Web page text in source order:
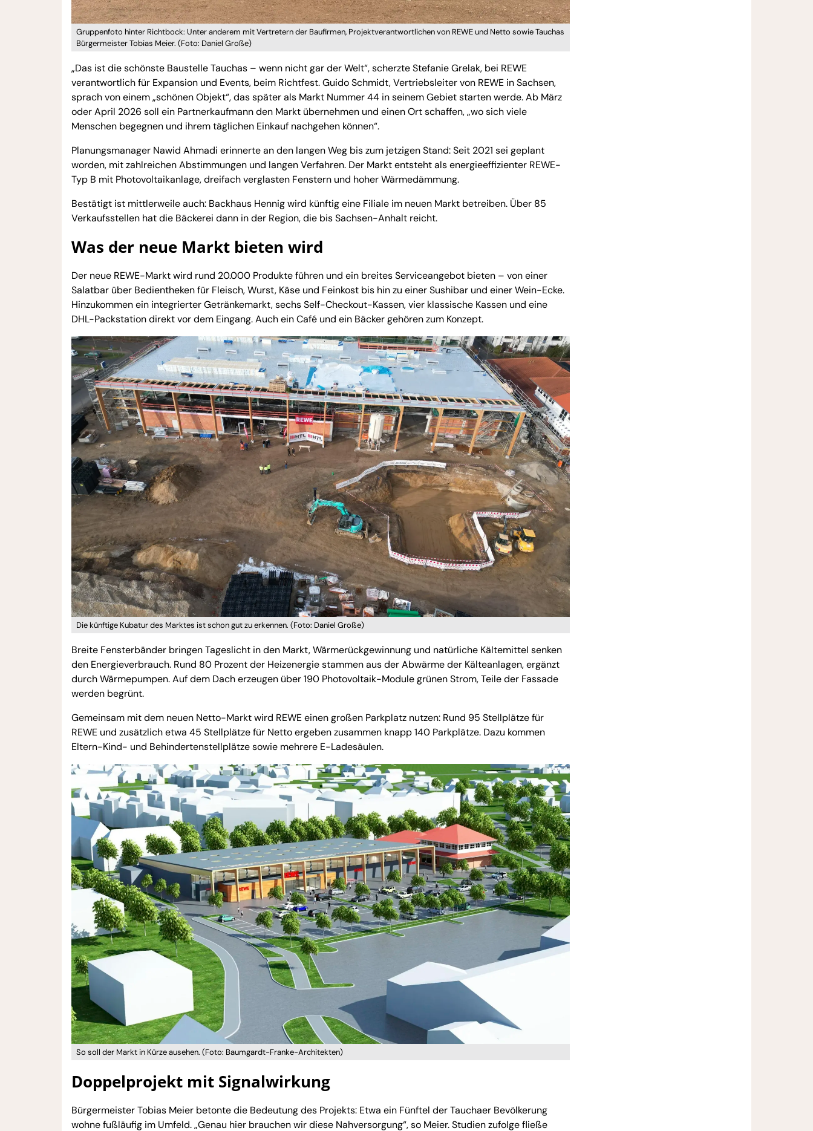
Gruppenfoto hinter Richtbock: Unter anderem mit Vertretern der Baufirmen, Projektverantwortlichen von REWE und Netto sowie Tauchas
Bürgermeister Tobias Meier. (Foto: Daniel Große)
„Das ist die schönste Baustelle Tauchas – wenn nicht gar der Welt“, scherzte Stefanie Grelak, bei REWE
verantwortlich für Expansion und Events, beim Richtfest. Guido Schmidt, Vertriebsleiter von REWE in Sachsen,
sprach von einem „schönen Objekt“, das später als Markt Nummer 44 in seinem Gebiet starten werde. Ab März
oder April 2026 soll ein Partnerkaufmann den Markt übernehmen und einen Ort schaffen, „wo sich viele
Menschen begegnen und ihrem täglichen Einkauf nachgehen können“.
Planungsmanager Nawid Ahmadi erinnerte an den langen Weg bis zum jetzigen Stand: Seit 2021 sei geplant
worden, mit zahlreichen Abstimmungen und langen Verfahren. Der Markt entsteht als energieeffizienter REWE-
Typ B mit Photovoltaikanlage, dreifach verglasten Fenstern und hoher Wärmedämmung.
Bestätigt ist mittlerweile auch: Backhaus Hennig wird künftig eine Filiale im neuen Markt betreiben. Über 85
Verkaufsstellen hat die Bäckerei dann in der Region, die bis Sachsen-Anhalt reicht.
Was der neue Markt bieten wird
Der neue REWE-Markt wird rund 20.000 Produkte führen und ein breites Serviceangebot bieten – von einer
Salatbar über Bedientheken für Fleisch, Wurst, Käse und Feinkost bis hin zu einer Sushibar und einer Wein-Ecke.
Hinzukommen ein integrierter Getränkemarkt, sechs Self-Checkout-Kassen, vier klassische Kassen und eine
DHL-Packstation direkt vor dem Eingang. Auch ein Café und ein Bäcker gehören zum Konzept.
Die künftige Kubatur des Marktes ist schon gut zu erkennen. (Foto: Daniel Große)
Breite Fensterbänder bringen Tageslicht in den Markt, Wärmerückgewinnung und natürliche Kältemittel senken
den Energieverbrauch. Rund 80 Prozent der Heizenergie stammen aus der Abwärme der Kälteanlagen, ergänzt
durch Wärmepumpen. Auf dem Dach erzeugen über 190 Photovoltaik-Module grünen Strom, Teile der Fassade
werden begrünt.
Gemeinsam mit dem neuen Netto-Markt wird REWE einen großen Parkplatz nutzen: Rund 95 Stellplätze für
REWE und zusätzlich etwa 45 Stellplätze für Netto ergeben zusammen knapp 140 Parkplätze. Dazu kommen
Eltern-Kind- und Behindertenstellplätze sowie mehrere E-Ladesäulen.
So soll der Markt in Kürze ausehen. (Foto: Baumgardt-Franke-Architekten)
Doppelprojekt mit Signalwirkung
Bürgermeister Tobias Meier betonte die Bedeutung des Projekts: Etwa ein Fünftel der Tauchaer Bevölkerung
wohne fußläufig im Umfeld. „Genau hier brauchen wir diese Nahversorgung“, so Meier. Studien zufolge fließe